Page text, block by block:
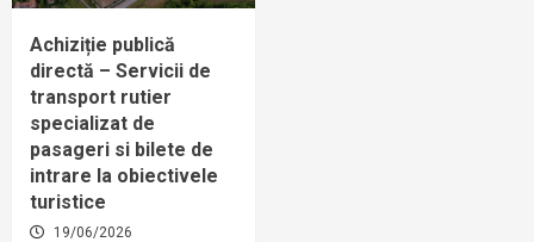
Achiziție publică
directă – Servicii de
transport rutier
specializat de
pasageri si bilete de
intrare la obiectivele
turistice
19/06/2026